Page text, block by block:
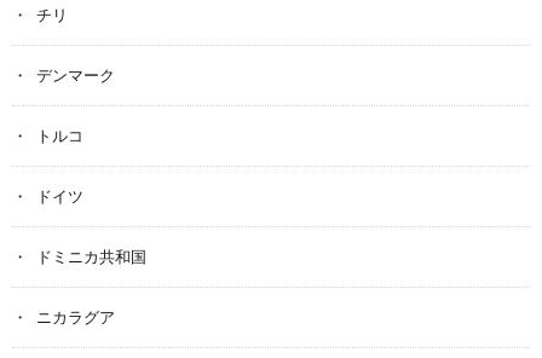
チリ
デンマーク
トルコ
ドイツ
ドミニカ共和国
ニカラグア